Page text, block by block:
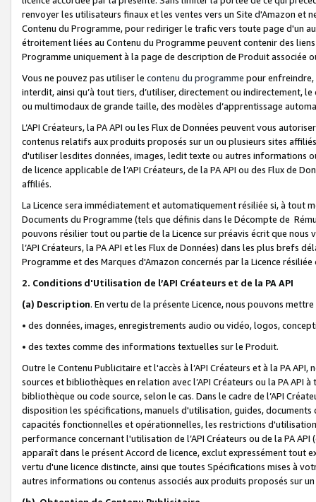
renvoyer les utilisateurs finaux et les ventes vers un Site d'Amazon et
Contenu du Programme, pour rediriger le trafic vers toute page d'un
étroitement liées au Contenu du Programme peuvent contenir des
Programme uniquement à la page de description de Produit associée
Vous ne pouvez pas utiliser le contenu du programme pour
interdit, ainsi qu’à tout tiers, d’utiliser, directement ou indirectement,
ou multimodaux de grande taille, des modèles d’apprentissage
L’API Créateurs, la PA API ou les Flux de Données peuvent vous
contenus relatifs aux produits proposés sur un ou plusieurs sites
d'utiliser lesdites données, images, ledit texte ou autres informations
de licence applicable de l’API Créateurs, de la PA API ou des Flux de
affiliés.
La Licence sera immédiatement et automatiquement résiliée si, à
Documents du Programme (tels que définis dans le Décompte de
pouvons résilier tout ou partie de la Licence sur préavis écrit que
l’API Créateurs, la PA API et les Flux de Données) dans les plus
Programme et des Marques d'Amazon concernés par la Licence
2. Conditions d'Utilisation de l’API Créateurs et de la PA API
(a) Description. En vertu de la présente Licence, nous pouvons
• des données, images, enregistrements audio ou vidéo, logos,
• des textes comme des informations textuelles sur le Produit.
Outre le Contenu Publicitaire et l'accès à l’API Créateurs et à la PA
sources et bibliothèques en relation avec l’API Créateurs ou la PA
bibliothèque ou code source, selon le cas. Dans le cadre de l’API
disposition les spécifications, manuels d'utilisation, guides,
capacités fonctionnelles et opérationnelles, les restrictions
performance concernant l'utilisation de l’API Créateurs ou de la PA
apparaît dans le présent Accord de licence, exclut expressément tout
vertu d'une licence distincte, ainsi que toutes Spécifications mises à
autres informations ou contenus associés aux produits proposés sur